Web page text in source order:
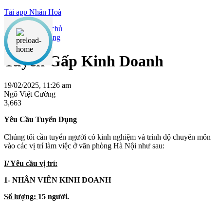
Tải app Nhân Hoà
Tuyển dụng
Tuyển Gấp Kinh Doanh
19/02/2025, 11:26 am
Ngô Việt Cường
3,663
Yêu Cầu Tuyển Dụng
Chúng tôi cần tuyển người có kinh nghiệm và trình độ chuyên môn
vào các vị trí làm việc ở văn phòng Hà Nội như sau:
I/ Yêu cầu vị trí:
1- NHÂN VIÊN KINH DOANH
Số lượng: 15 người.